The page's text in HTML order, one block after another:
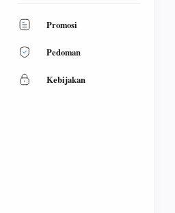
Promosi
Pedoman
Kebijakan